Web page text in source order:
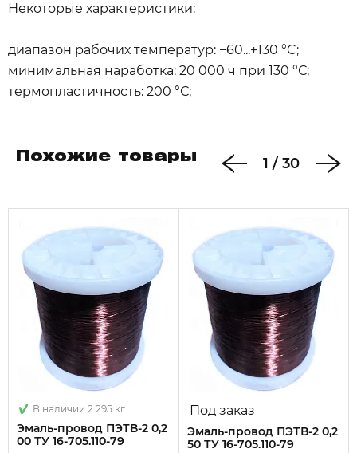
Некоторые характеристики:
диапазон рабочих температур: −60...+130 °C;
минимальная наработка: 20 000 ч при 130 °С;
термопластичность: 200 °С;
Похожие товары 1 / 30
В наличии 2.295 кг.
Эмаль-провод ПЭТВ-2 0,2
00 ТУ 16-705.110-79
Под заказ
Эмаль-провод ПЭТВ-2 0,2
50 ТУ 16-705.110-79